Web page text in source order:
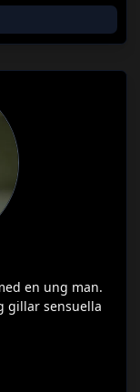
en ung man.
gillar sensuella